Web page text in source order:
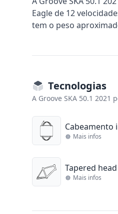
Eagle de 12
tem o peso
Tecnologias
A Groove SKA 50.1 2021
Cabeamento
Mais infos
Tapered
Mais infos